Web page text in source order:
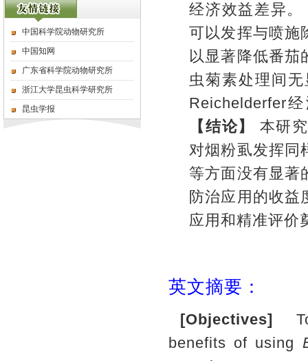
中国科学院动物研究所
中国知网
广东省科学院动物研究所
浙江大学昆虫科学研究所
昆虫学报
经济效益差异。
可以发挥与喷施
以显著降低番茄
虫菊素处理间
Reichelderfer
【结论】
本研
对烟粉虱发挥同
等方面没有显著
防治应用的收益
应用和精准评价
英文摘要：
[Objectives] To
benefits of using